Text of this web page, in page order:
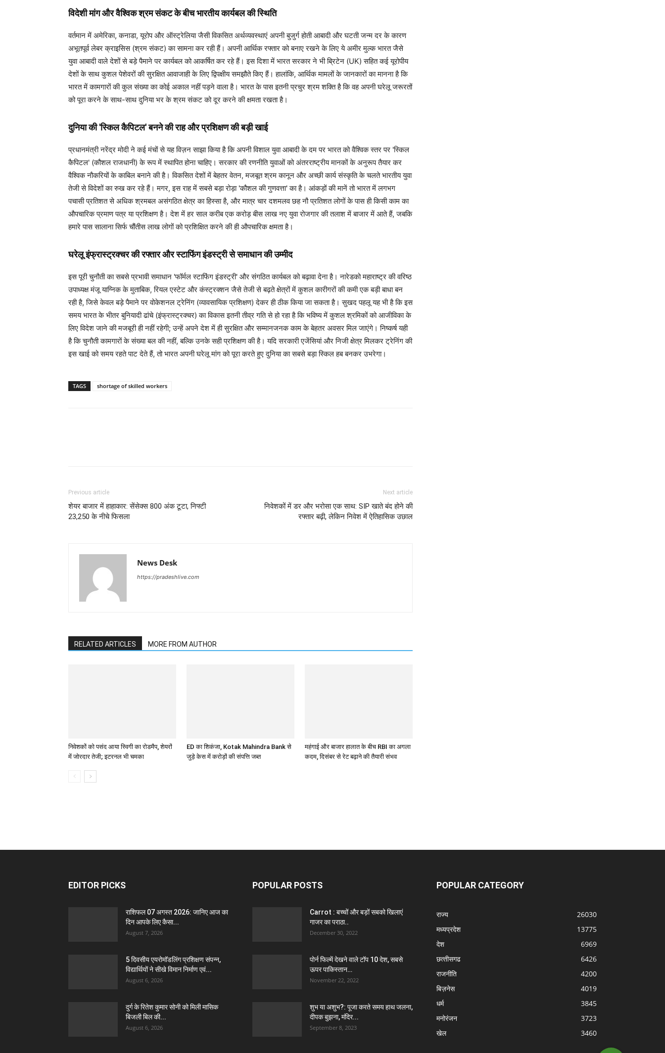
विदेशी मांग और वैश्विक श्रम संकट के बीच भारतीय कार्यबल की स्थिति
वर्तमान में अमेरिका, कनाडा, यूरोप और ऑस्ट्रेलिया जैसी विकसित अर्थव्यवस्थाएं अपनी बुजुर्ग होती आबादी और घटती जन्म दर के कारण
अभूतपूर्व लेबर क्राइसिस (श्रम संकट) का सामना कर रही हैं। अपनी आर्थिक रफ्तार को बनाए रखने के लिए ये अमीर मुल्क भारत जैसे
युवा आबादी वाले देशों से बड़े पैमाने पर कार्यबल को आकर्षित कर रहे हैं। इस दिशा में भारत सरकार ने भी ब्रिटेन (UK) सहित कई यूरोपीय
देशों के साथ कुशल पेशेवरों की सुरक्षित आवाजाही के लिए द्विपक्षीय समझौते किए हैं। हालांकि, आर्थिक मामलों के जानकारों का मानना है कि
भारत में कामगारों की कुल संख्या का कोई अकाल नहीं पड़ने वाला है। भारत के पास इतनी प्रचुर श्रम शक्ति है कि वह अपनी घरेलू जरूरतों
को पूरा करने के साथ-साथ दुनिया भर के श्रम संकट को दूर करने की क्षमता रखता है।
दुनिया की 'स्किल कैपिटल' बनने की राह और प्रशिक्षण की बड़ी खाई
प्रधानमंत्री नरेंद्र मोदी ने कई मंचों से यह विज़न साझा किया है कि अपनी विशाल युवा आबादी के दम पर भारत को वैश्विक स्तर पर 'स्किल
कैपिटल' (कौशल राजधानी) के रूप में स्थापित होना चाहिए। सरकार की रणनीति युवाओं को अंतरराष्ट्रीय मानकों के अनुरूप तैयार कर
वैश्विक नौकरियों के काबिल बनाने की है। विकसित देशों में बेहतर वेतन, मजबूत श्रम कानून और अच्छी कार्य संस्कृति के चलते भारतीय युवा
तेजी से विदेशों का रुख कर रहे हैं। मगर, इस राह में सबसे बड़ा रोड़ा 'कौशल की गुणवत्ता' का है। आंकड़ों की मानें तो भारत में लगभग
पचासी प्रतिशत से अधिक श्रमबल असंगठित क्षेत्र का हिस्सा है, और मात्र चार दशमलव छह नौ प्रतिशत लोगों के पास ही किसी काम का
औपचारिक प्रमाण पत्र या प्रशिक्षण है। देश में हर साल करीब एक करोड़ बीस लाख नए युवा रोजगार की तलाश में बाजार में आते हैं, जबकि
हमारे पास सालाना सिर्फ चौंतीस लाख लोगों को प्रशिक्षित करने की ही औपचारिक क्षमता है।
घरेलू इंफ्रास्ट्रक्चर की रफ्तार और स्टाफिंग इंडस्ट्री से समाधान की उम्मीद
इस पूरी चुनौती का सबसे प्रभावी समाधान 'फॉर्मल स्टाफिंग इंडस्ट्री' और संगठित कार्यबल को बढ़ावा देना है। नारेडको महाराष्ट्र की वरिष्ठ
उपाध्यक्ष मंजू याग्निक के मुताबिक, रियल एस्टेट और कंस्ट्रक्शन जैसे तेजी से बढ़ते क्षेत्रों में कुशल कारीगरों की कमी एक बड़ी बाधा बन
रही है, जिसे केवल बड़े पैमाने पर वोकेशनल ट्रेनिंग (व्यावसायिक प्रशिक्षण) देकर ही ठीक किया जा सकता है। सुखद पहलू यह भी है कि इस
समय भारत के भीतर बुनियादी ढांचे (इंफ्रास्ट्रक्चर) का विकास इतनी तीव्र गति से हो रहा है कि भविष्य में कुशल श्रमिकों को आजीविका के
लिए विदेश जाने की मजबूरी ही नहीं रहेगी; उन्हें अपने देश में ही सुरक्षित और सम्मानजनक काम के बेहतर अवसर मिल जाएंगे। निष्कर्ष यही
है कि चुनौती कामगारों के संख्या बल की नहीं, बल्कि उनके सही प्रशिक्षण की है। यदि सरकारी एजेंसियां और निजी क्षेत्र मिलकर ट्रेनिंग की
इस खाई को समय रहते पाट देते हैं, तो भारत अपनी घरेलू मांग को पूरा करते हुए दुनिया का सबसे बड़ा स्किल हब बनकर उभरेगा।
TAGS shortage of skilled workers
Previous article
शेयर बाजार में हाहाकार: सेंसेक्स 800 अंक टूटा, निफ्टी
23,250 के नीचे फिसला
Next article
निवेशकों में डर और भरोसा एक साथ: SIP खाते बंद होने की
रफ्तार बढ़ी, लेकिन निवेश में ऐतिहासिक उछाल
News Desk
https://pradeshlive.com
RELATED ARTICLES MORE FROM AUTHOR
निवेशकों को पसंद आया स्विगी का रोडमैप, शेयरों
में जोरदार तेजी; इटरनल भी चमका
ED का शिकंजा, Kotak Mahindra Bank से
जुड़े केस में करोड़ों की संपत्ति जब्त
महंगाई और बाजार हालात के बीच RBI का अगला
कदम, दिसंबर से रेट बढ़ाने की तैयारी संभव
EDITOR PICKS
राशिफल 07 अगस्त 2026: जानिए आज का
दिन आपके लिए कैसा...
August 7, 2026
5 दिवसीय एयरोमॉडलिंग प्रशिक्षण संपन्न,
विद्यार्थियों ने सीखे विमान निर्माण एवं...
August 6, 2026
दुर्ग के रितेश कुमार सोनी को मिली मासिक
बिजली बिल की...
August 6, 2026
POPULAR POSTS
Carrot : बच्चों और बड़ों सबको खिलाएं
गाजर का पराठा..
December 30, 2022
पोर्न फिल्में देखने वाले टॉप 10 देश, सबसे
ऊपर पाकिस्तान…
November 22, 2022
शुभ या अशुभ?: पूजा करते समय हाथ जलना,
दीपक बुझना, मंदिर...
September 8, 2023
POPULAR CATEGORY
राज्‍य
26030
मध्यप्रदेश
13775
देश
6969
छत्‍तीसगढ
6426
राजनीति
4200
बिज़नेस
4019
धर्म
3845
मनोरंजन
3723
खेल
3460